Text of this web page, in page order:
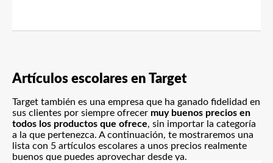
Artículos escolares en Target
Target también es una empresa que ha ganado fidelidad en
sus clientes por siempre ofrecer muy buenos precios en
todos los productos que ofrece, sin importar la categoría
a la que pertenezca. A continuación, te mostraremos una
lista con 5 artículos escolares a unos precios realmente
buenos que puedes aprovechar desde ya.